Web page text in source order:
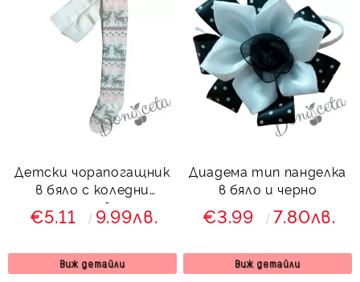
Детски чорапогащник
в бяло с коледни
мотиви
€5.11 9.99лв.
Виж детайли
Диадема тип панделка
в бяло и черно
€3.99 7.80лв.
Виж детайли